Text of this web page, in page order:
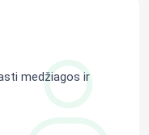
medžiagos ir